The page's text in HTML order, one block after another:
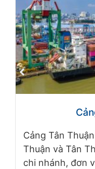
Cảng Tân
Thuận và Tân
chi nhánh, đơn